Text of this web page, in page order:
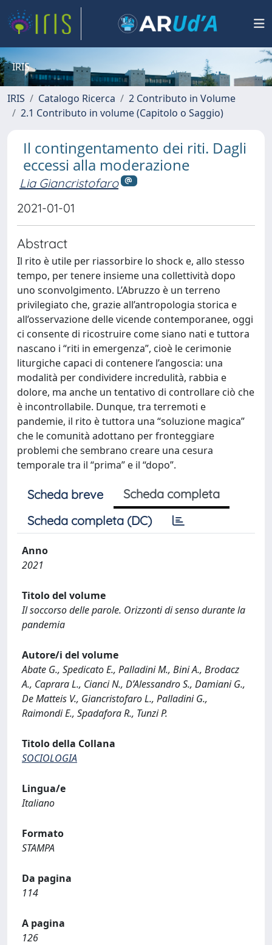
IRIS
IRIS Catalogo Ricerca
2 Contributo in Volume
2.1 Contributo in volume (Capitolo o Saggio)
Il contingentamento dei riti. Dagli
eccessi alla moderazione
Lia Giancristofaro
2021-01-01
Abstract
Il rito è utile per riassorbire lo shock e, allo stesso
tempo, per tenere insieme una collettività dopo
uno sconvolgimento. L’Abruzzo è un terreno
privilegiato che, grazie all’antropologia storica e
all’osservazione delle vicende contemporanee, oggi
ci consente di ricostruire come siano nati e tuttora
nascano i “riti in emergenza”, cioè le cerimonie
liturgiche capaci di contenere l’angoscia: una
modalità per condividere incredulità, rabbia e
dolore, ma anche un tentativo di controllare ciò che
è incontrollabile. Dunque, tra terremoti e
pandemie, il rito è tuttora una “soluzione magica”
che le comunità adottano per fronteggiare
problemi che sembrano creare una cesura
temporale tra il “prima” e il “dopo”.
Scheda breve
Scheda completa
Scheda completa (DC)
Anno
2021
Titolo del volume
Il soccorso delle parole. Orizzonti di senso durante la
pandemia
Autore/i del volume
Abate G., Spedicato E., Palladini M., Bini A., Brodacz
A., Caprara L., Cianci N., D’Alessandro S., Damiani G.,
De Matteis V., Giancristofaro L., Palladini G.,
Raimondi E., Spadafora R., Tunzi P.
Titolo della Collana
SOCIOLOGIA
Lingua/e
Italiano
Formato
STAMPA
Da pagina
114
A pagina
126